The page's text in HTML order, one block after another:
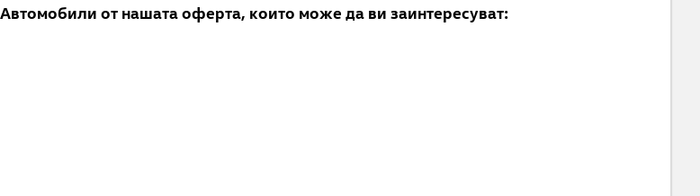
Автомобили от нашата оферта, които може да ви заинтересуват: